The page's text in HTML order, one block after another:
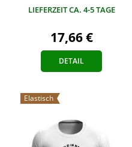
LIEFERZEIT CA. 4-5 TAGE
17,66 €
DETAIL
Elastisch